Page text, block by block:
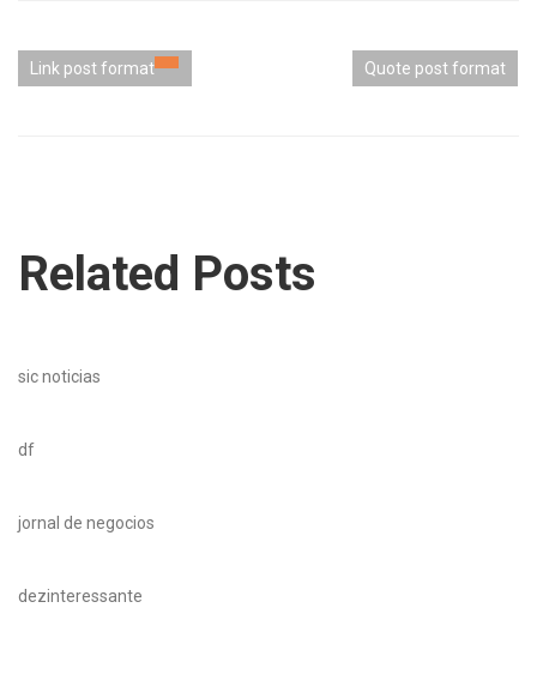
Link post format Quote post format
Related Posts
sic noticias
df
jornal de negocios
dezinteressante